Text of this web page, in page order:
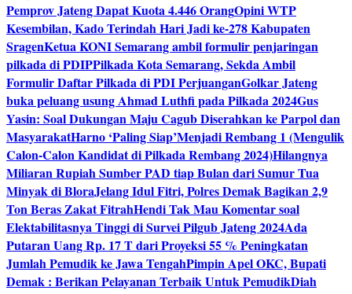
Pemprov Jateng Dapat Kuota 4.446 OrangOpini WTP
Kesembilan, Kado Terindah Hari Jadi ke-278 Kabupaten
SragenKetua KONI Semarang ambil formulir penjaringan
pilkada di PDIPPilkada Kota Semarang, Sekda Ambil
Formulir Daftar Pilkada di PDI PerjuanganGolkar Jateng
buka peluang usung Ahmad Luthfi pada Pilkada 2024Gus
Yasin: Soal Dukungan Maju Cagub Diserahkan ke Parpol dan
MasyarakatHarno ‘Paling Siap’Menjadi Rembang 1 (Mengulik
Calon-Calon Kandidat di Pilkada Rembang 2024)Hilangnya
Miliaran Rupiah Sumber PAD tiap Bulan dari Sumur Tua
Minyak di BloraJelang Idul Fitri, Polres Demak Bagikan 2,9
Ton Beras Zakat FitrahHendi Tak Mau Komentar soal
Elektabilitasnya Tinggi di Survei Pilgub Jateng 2024Ada
Putaran Uang Rp. 17 T dari Proyeksi 55 % Peningkatan
Jumlah Pemudik ke Jawa TengahPimpin Apel OKC, Bupati
Demak : Berikan Pelayanan Terbaik Untuk PemudikDiah